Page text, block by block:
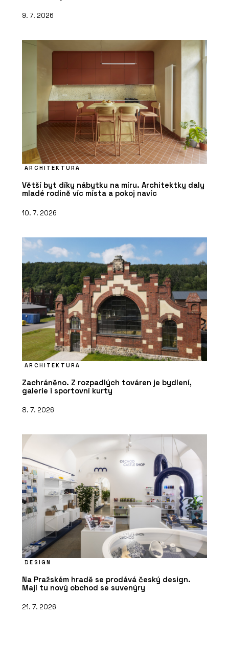
9. 7. 2026
ARCHITEKTURA
Větší byt díky nábytku na míru. Architektky daly
mladé rodině víc místa a pokoj navíc
10. 7. 2026
ARCHITEKTURA
Zachráněno. Z rozpadlých továren je bydlení,
galerie i sportovní kurty
8. 7. 2026
DESIGN
Na Pražském hradě se prodává český design.
Mají tu nový obchod se suvenýry
21. 7. 2026